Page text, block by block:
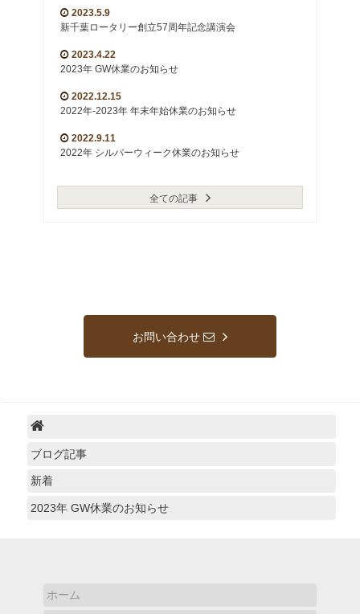
2023.5.9
新千葉ロータリー創立57周年記念講演会
2023.4.22
2023年 GW休業のお知らせ
2022.12.15
2022年-2023年 年末年始休業のお知らせ
2022.9.11
2022年 シルバーウィーク休業のお知らせ
全ての記事
お問い合わせ
ブログ記事
新着
2023年 GW休業のお知らせ
ホーム